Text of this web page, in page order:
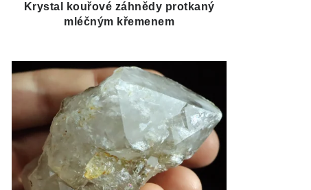
Krystal kouřové záhnědy protkaný
mléčným křemenem